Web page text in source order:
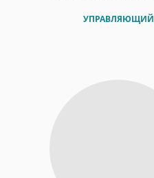
УПРАВЛЯЮЩИЙ